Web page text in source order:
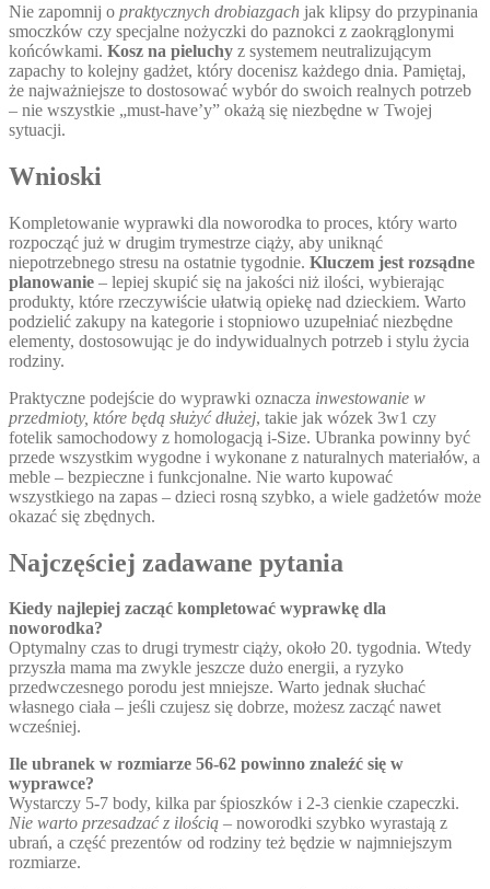
Nie zapomnij o praktycznych drobiazgach jak klipsy do przypinania
smoczków czy specjalne nożyczki do paznokci z zaokrąglonymi
końcówkami. Kosz na pieluchy z systemem neutralizującym
zapachy to kolejny gadżet, który docenisz każdego dnia. Pamiętaj,
że najważniejsze to dostosować wybór do swoich realnych potrzeb
– nie wszystkie „must-have’y” okażą się niezbędne w Twojej
sytuacji.
Wnioski
Kompletowanie wyprawki dla noworodka to proces, który warto
rozpocząć już w drugim trymestrze ciąży, aby uniknąć
niepotrzebnego stresu na ostatnie tygodnie. Kluczem jest rozsądne
planowanie – lepiej skupić się na jakości niż ilości, wybierając
produkty, które rzeczywiście ułatwią opiekę nad dzieckiem. Warto
podzielić zakupy na kategorie i stopniowo uzupełniać niezbędne
elementy, dostosowując je do indywidualnych potrzeb i stylu życia
rodziny.
Praktyczne podejście do wyprawki oznacza inwestowanie w
przedmioty, które będą służyć dłużej, takie jak wózek 3w1 czy
fotelik samochodowy z homologacją i-Size. Ubranka powinny być
przede wszystkim wygodne i wykonane z naturalnych materiałów, a
meble – bezpieczne i funkcjonalne. Nie warto kupować
wszystkiego na zapas – dzieci rosną szybko, a wiele gadżetów może
okazać się zbędnych.
Najczęściej zadawane pytania
Kiedy najlepiej zacząć kompletować wyprawkę dla
noworodka?
Optymalny czas to drugi trymestr ciąży, około 20. tygodnia. Wtedy
przyszła mama ma zwykle jeszcze dużo energii, a ryzyko
przedwczesnego porodu jest mniejsze. Warto jednak słuchać
własnego ciała – jeśli czujesz się dobrze, możesz zacząć nawet
wcześniej.
Ile ubranek w rozmiarze 56-62 powinno znaleźć się w
wyprawce?
Wystarczy 5-7 body, kilka par śpioszków i 2-3 cienkie czapeczki.
Nie warto przesadzać z ilością – noworodki szybko wyrastają z
ubrań, a część prezentów od rodziny też będzie w najmniejszym
rozmiarze.